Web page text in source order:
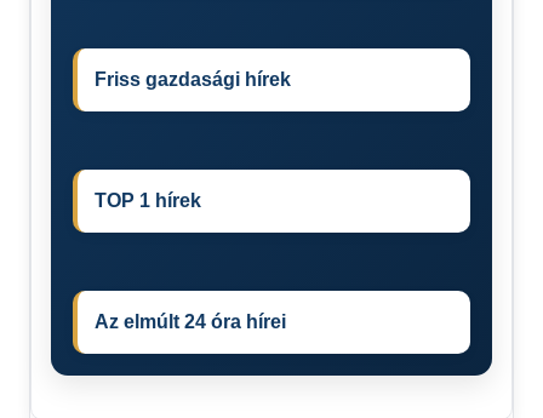
Friss gazdasági hírek
TOP 1 hírek
Az elmúlt 24 óra hírei